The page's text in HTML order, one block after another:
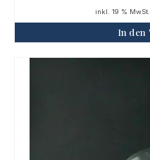
inkl. 19 % MwSt.
In den